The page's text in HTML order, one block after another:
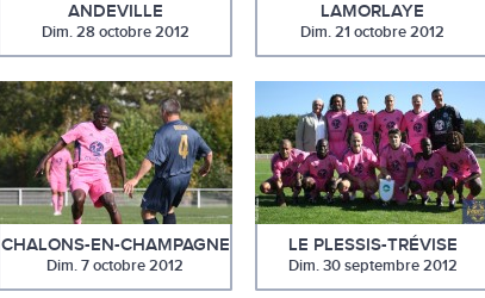
ANDEVILLE
Dim. 28 octobre 2012
LAMORLAYE
Dim. 21 octobre 2012
CHALONS-EN-CHAMPAGNE
Dim. 7 octobre 2012
LE PLESSIS-TRÉVISE
Dim. 30 septembre 2012